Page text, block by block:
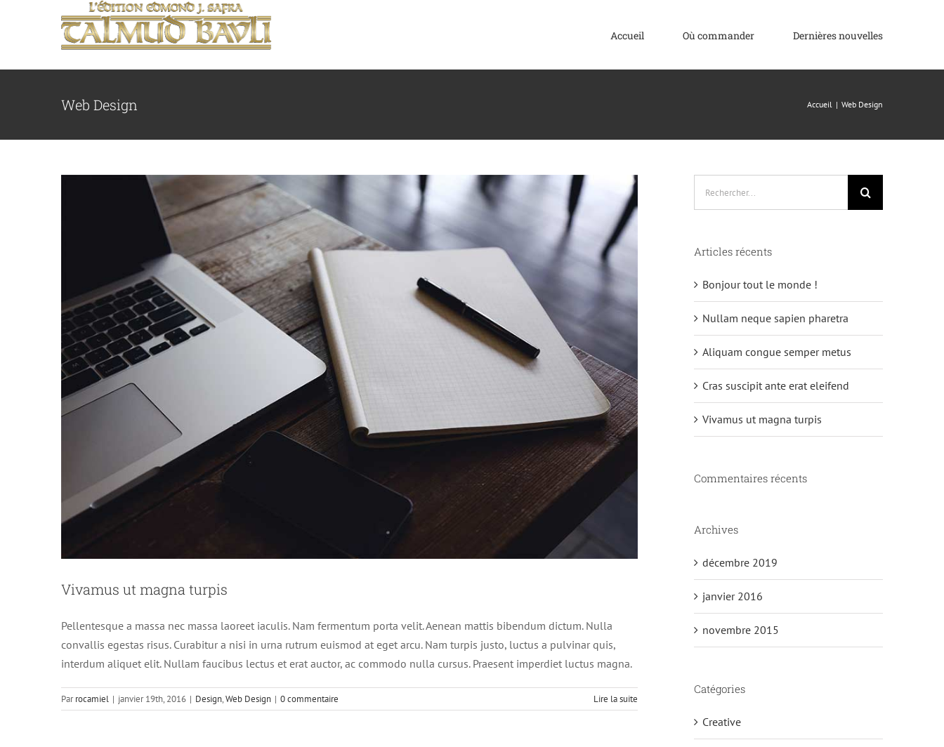
Accueil Où commander Dernières nouvelles
Web Design Accueil Web Design
Vivamus ut magna turpis
Pellentesque a massa nec massa laoreet iaculis. Nam fermentum porta velit. Aenean mattis bibendum dictum. Nulla
convallis egestas risus. Curabitur a nisi in urna rutrum euismod at eget arcu. Nam turpis justo, luctus a pulvinar quis,
interdum aliquet elit. Nullam faucibus lectus et erat auctor, ac commodo nulla cursus. Praesent imperdiet luctus magna.
Parrocamiel | janvier 19th, 2016 | Design,Web Design | 0 commentaire Lire la suite
Articles récents
Bonjour tout le monde !
Nullam neque sapien pharetra
Aliquam congue semper metus
Cras suscipit ante erat eleifend
Vivamus ut magna turpis
Commentaires récents
Archives
décembre 2019
janvier 2016
novembre 2015
Catégories
Creative